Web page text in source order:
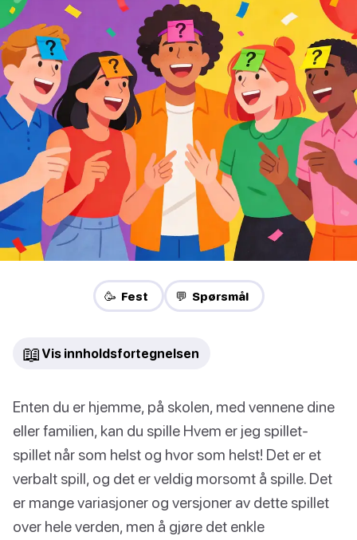
🥳 Fest 💬 Spørsmål
📖 Vis innholdsfortegnelsen
Enten du er hjemme, på skolen, med vennene dine
eller familien, kan du spille Hvem er jeg spillet-
spillet når som helst og hvor som helst! Det er et
verbalt spill, og det er veldig morsomt å spille. Det
er mange variasjoner og versjoner av dette spillet
over hele verden, men å gjøre det enkle